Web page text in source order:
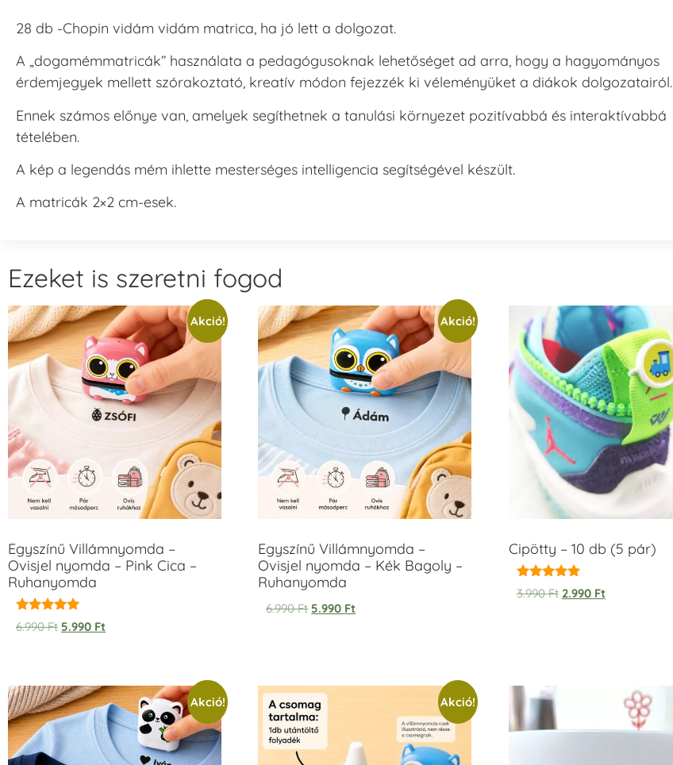
28 db -Chopin vidám vidám matrica, ha jó lett a dolgozat.
A „dogamémmatricák” használata a pedagógusoknak lehetőséget ad arra, hogy a hagyományos
érdemjegyek mellett szórakoztató, kreatív módon fejezzék ki véleményüket a diákok dolgozatairól.
Ennek számos előnye van, amelyek segíthetnek a tanulási környezet pozitívabbá és interaktívabbá
tételében.
A kép a legendás mém ihlette mesterséges intelligencia segítségével készült.
A matricák 2×2 cm-esek.
Ezeket is szeretni fogod
Akció!
Egyszínű Villámnyomda –
Ovisjel nyomda – Pink Cica –
Ruhanyomda
Értékelés:
5.00
6.990Ft 5.990 Ft
Akció!
Egyszínű Villámnyomda –
Ovisjel nyomda – Kék Bagoly –
Ruhanyomda
6.990Ft 5.990 Ft
Cipötty – 10 db (5 pár)
Értékelés:
5.00
3.990Ft 2.990 Ft
Akció! Akció!